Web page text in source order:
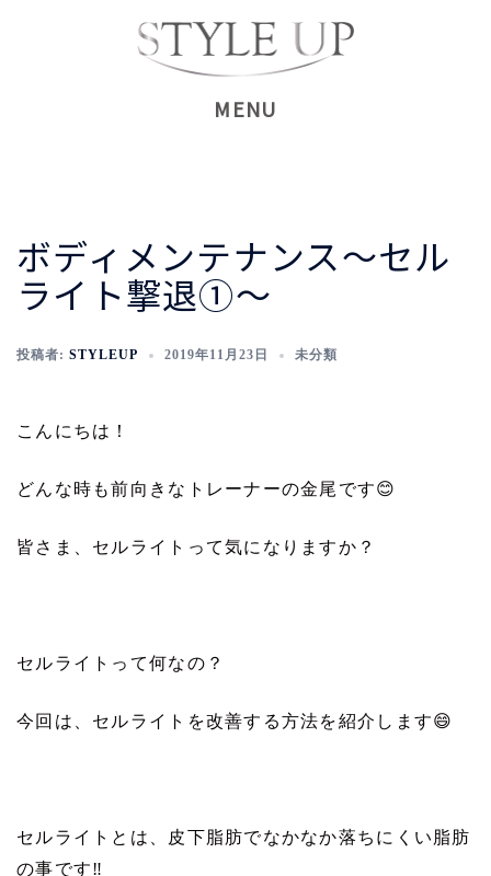
ボディメンテナンス〜セル
ライト撃退①〜
投稿者: STYLEUP 2019年11月23日 未分類
こんにちは！
どんな時も前向きなトレーナーの金尾です😊
皆さま、セルライトって気になりますか？
セルライトって何なの？
今回は、セルライトを改善する方法を紹介します😄
セルライトとは、皮下脂肪でなかなか落ちにくい脂肪
の事です‼️